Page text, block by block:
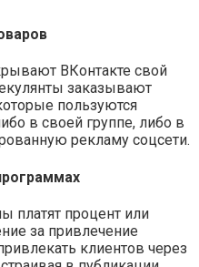
ВКонтакте свой
заказывают
пользуются
в своей группе, либо в
рекламу соцсети.
платят процент или
за привлечение
клиентов через